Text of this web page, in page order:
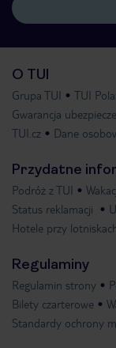
O TUI
Grupa TUI TUI
Gwarancja
TUI.cz
Dane
Przydatne
Podróż z TUI
Status reklamacji
Hotele przy
Regulaminy
Regulamin strony
Bilety czarterowe
Standardy ochrony